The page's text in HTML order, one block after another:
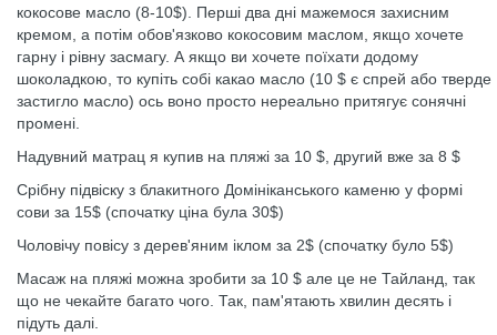
кокосове масло (8-10$). Перші два дні мажемося захисним
кремом, а потім обов'язково кокосовим маслом, якщо хочете
гарну і рівну засмагу. А якщо ви хочете поїхати додому
шоколадкою, то купіть собі какао масло (10 $ є спрей або тверде
застигло масло) ось воно просто нереально притягує сонячні
промені.
Надувний матрац я купив на пляжі за 10 $, другий вже за 8 $
Срібну підвіску з блакитного Домініканського каменю у формі
сови за 15$ (спочатку ціна була 30$)
Чоловічу повісу з дерев'яним іклом за 2$ (спочатку було 5$)
Масаж на пляжі можна зробити за 10 $ але це не Тайланд, так
що не чекайте багато чого. Так, пам'ятають хвилин десять і
підуть далі.